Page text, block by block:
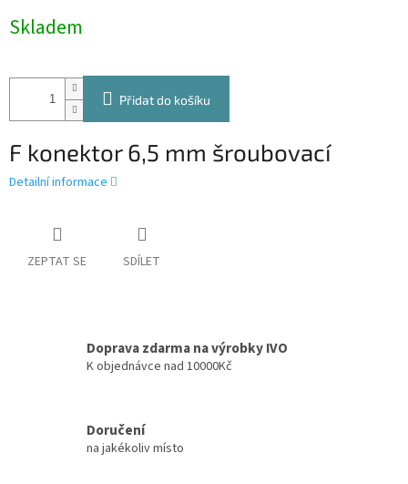
Skladem
Přidat do košíku
F konektor 6,5 mm šroubovací
Detailní informace
ZEPTAT SE SDÍLET
Doprava zdarma na výrobky IVO
K objednávce nad 10000Kč
Doručení
na jakékoliv místo